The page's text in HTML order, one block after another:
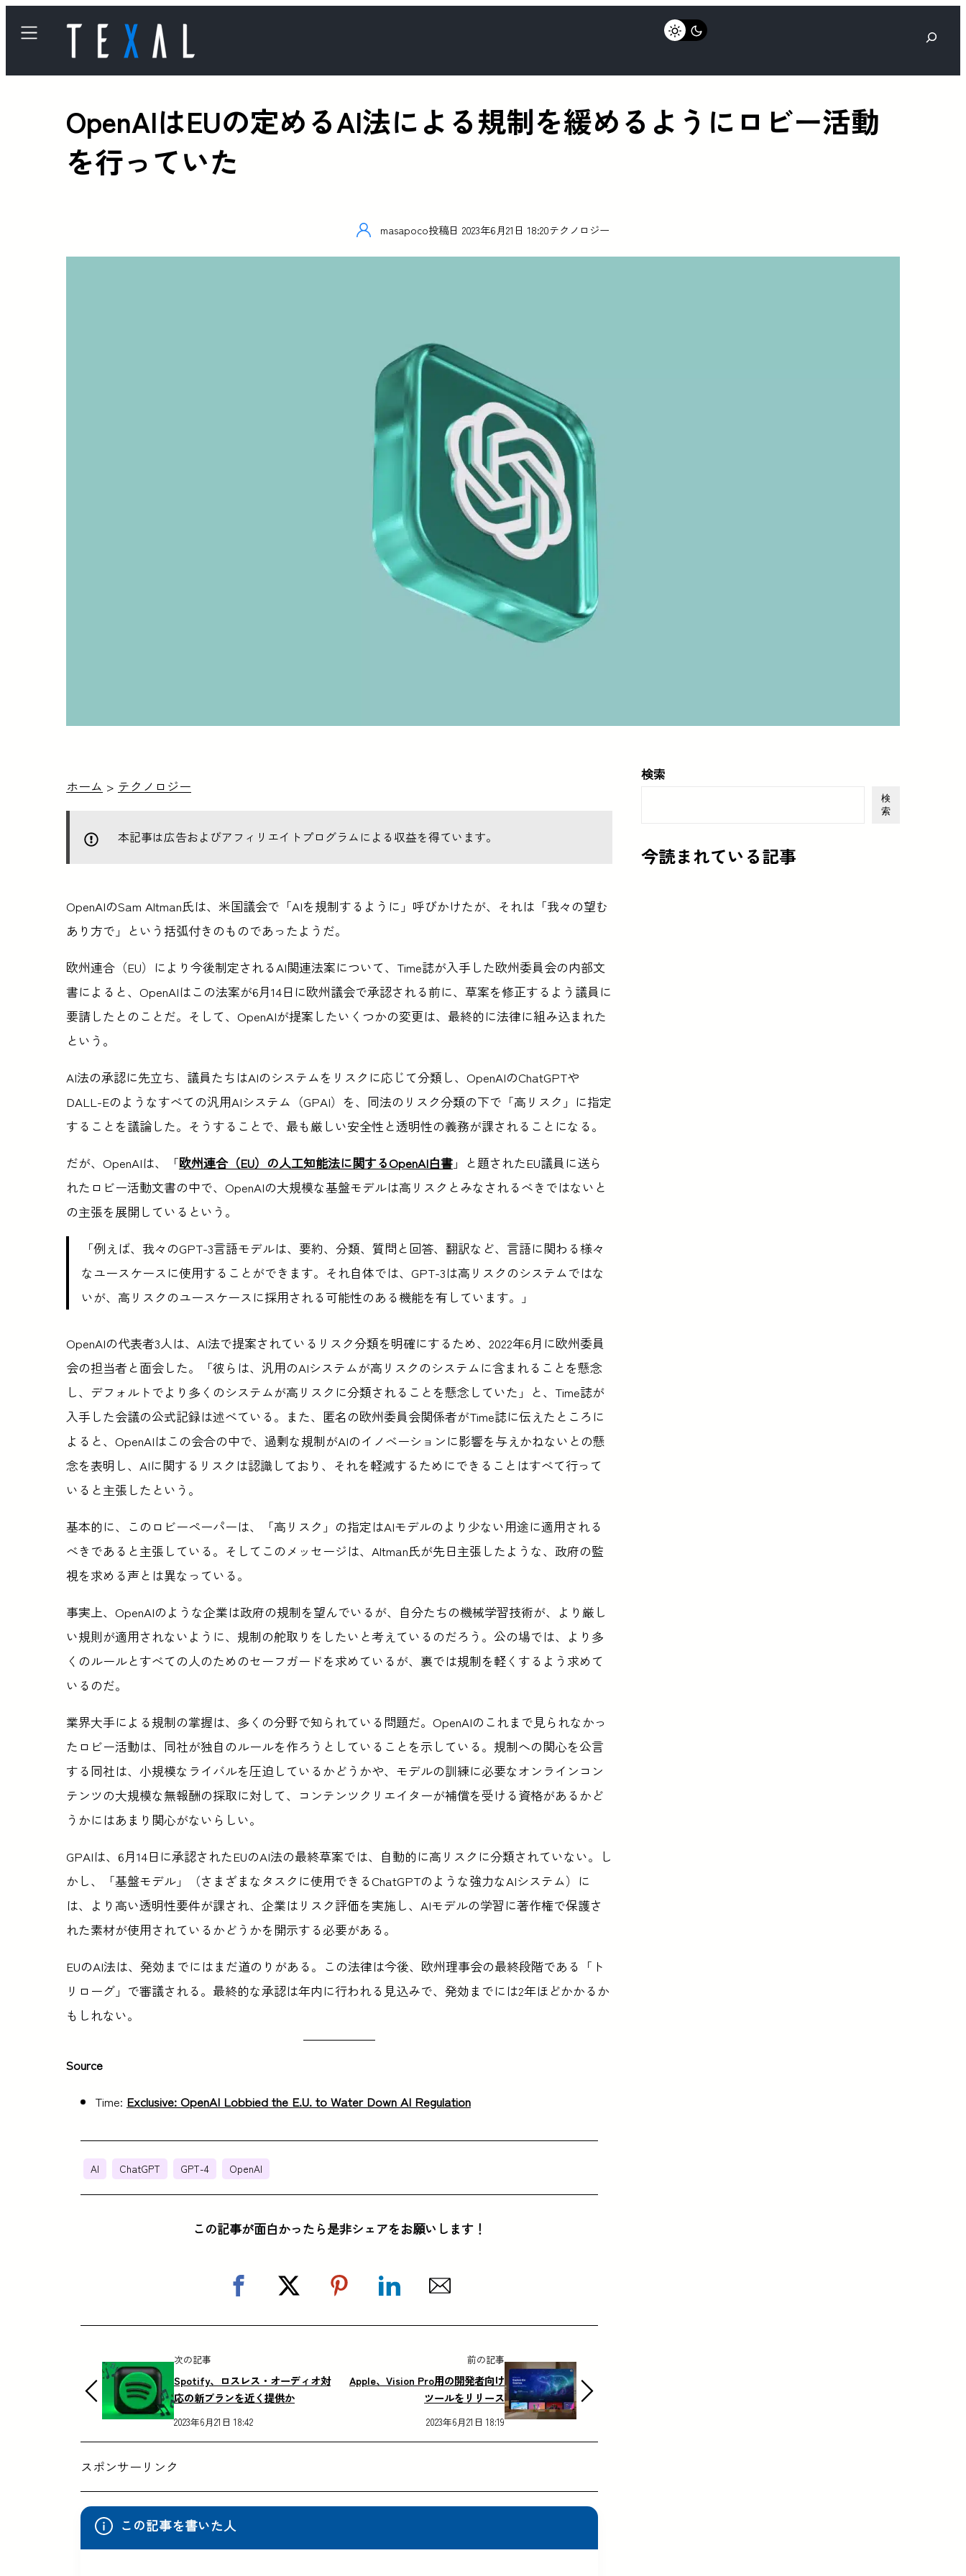
検
OpenAIはEUの定めるAI法による規制を緩めるようにロビー活動
を行っていた
masapoco投稿日 2023年6月21日 18:20テクノロジー
ホーム > テクノロジー
本記事は広告およびアフィリエイトプログラムによる収益を得ています。
OpenAIのSam Altman氏は、米国議会で「AIを規制するように」呼びかけたが、それは「我々の望む
あり方で」という括弧付きのものであったようだ。
欧州連合（EU）により今後制定されるAI関連法案について、Time誌が入手した欧州委員会の内部文
書によると、OpenAIはこの法案が6月14日に欧州議会で承認される前に、草案を修正するよう議員に
要請したとのことだ。そして、OpenAIが提案したいくつかの変更は、最終的に法律に組み込まれた
という。
AI法の承認に先立ち、議員たちはAIのシステムをリスクに応じて分類し、OpenAIのChatGPTや
DALL-Eのようなすべての汎用AIシステム（GPAI）を、同法のリスク分類の下で「高リスク」に指定
することを議論した。そうすることで、最も厳しい安全性と透明性の義務が課されることになる。
だが、OpenAIは、「欧州連合（EU）の人工知能法に関するOpenAI白書 」と題されたEU議員に送ら
れたロビー活動文書の中で、OpenAIの大規模な基盤モデルは高リスクとみなされるべきではないと
の主張を展開しているという。
「例えば、我々のGPT-3言語モデルは、要約、分類、質問と回答、翻訳など、言語に関わる様々
なユースケースに使用することができます。それ自体では、GPT-3は高リスクのシステムではな
いが、高リスクのユースケースに採用される可能性のある機能を有しています。」
OpenAIの代表者3人は、AI法で提案されているリスク分類を明確にするため、2022年6月に欧州委員
会の担当者と面会した。「彼らは、汎用のAIシステムが高リスクのシステムに含まれることを懸念
し、デフォルトでより多くのシステムが高リスクに分類されることを懸念していた」と、Time誌が
入手した会議の公式記録は述べている。また、匿名の欧州委員会関係者がTime誌に伝えたところに
よると、OpenAIはこの会合の中で、過剰な規制がAIのイノベーションに影響を与えかねないとの懸
念を表明し、AIに関するリスクは認識しており、それを軽減するためにできることはすべて行って
いると主張したという。
基本的に、このロビーペーパーは、「高リスク」の指定はAIモデルのより少ない用途に適用される
べきであると主張している。そしてこのメッセージは、Altman氏が先日主張したような、政府の監
視を求める声とは異なっている。
事実上、OpenAIのような企業は政府の規制を望んでいるが、自分たちの機械学習技術が、より厳し
い規則が適用されないように、規制の舵取りをしたいと考えているのだろう。公の場では、より多
くのルールとすべての人のためのセーフガードを求めているが、裏では規制を軽くするよう求めて
いるのだ。
業界大手による規制の掌握は、多くの分野で知られている問題だ。OpenAIのこれまで見られなかっ
たロビー活動は、同社が独自のルールを作ろうとしていることを示している。規制への関心を公言
する同社は、小規模なライバルを圧迫しているかどうかや、モデルの訓練に必要なオンラインコン
テンツの大規模な無報酬の採取に対して、コンテンツクリエイターが補償を受ける資格があるかど
うかにはあまり関心がないらしい。
GPAIは、6月14日に承認されたEUのAI法の最終草案では、自動的に高リスクに分類されていない。し
かし、「基盤モデル」（さまざまなタスクに使用できるChatGPTのような強力なAIシステム）に
は、より高い透明性要件が課され、企業はリスク評価を実施し、AIモデルの学習に著作権で保護さ
れた素材が使用されているかどうかを開示する必要がある。
EUのAI法は、発効までにはまだ道のりがある。この法律は今後、欧州理事会の最終段階である「ト
リローグ」で審議される。最終的な承認は年内に行われる見込みで、発効までには2年ほどかかるか
もしれない。
Source
Time: Exclusive: OpenAI Lobbied the E.U. to Water Down AI Regulation
AI ChatGPT GPT-4 OpenAI
この記事が面白かったら是非シェアをお願いします！
次の記事
Spotify、ロスレス・オーディオ対
応の新プランを近く提供か
2023年6月21日 18:42
前の記事
Apple、Vision Pro用の開発者向け
ツールをリリース
2023年6月21日 18:19
スポンサーリンク
この記事を書いた人
検索
検
索
今読まれている記事